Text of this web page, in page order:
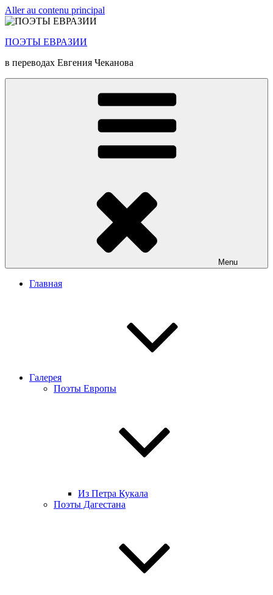
Aller au contenu principal
ПОЭТЫ ЕВРАЗИИ
в переводах Евгения Чеканова
Menu
Главная
Галерея
Поэты Европы
Из Петра Кукала
Поэты Дагестана